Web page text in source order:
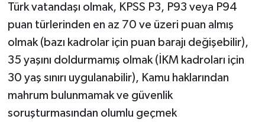
Türk vatandaşı olmak, KPSS P3, P93 veya P94
puan türlerinden en az 70 ve üzeri puan almış
olmak (bazı kadrolar için puan barajı değişebilir),
35 yaşını doldurmamış olmak (İKM kadroları için
30 yaş sınırı uygulanabilir), Kamu haklarından
mahrum bulunmamak ve güvenlik
soruşturmasından olumlu geçmek